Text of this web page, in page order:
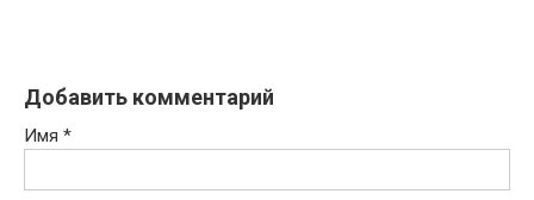
Добавить комментарий
Имя *